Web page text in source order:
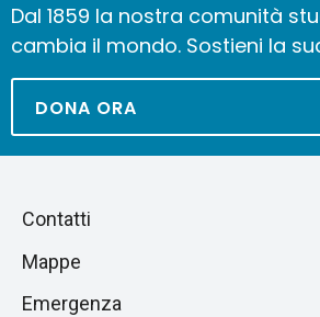
Dal 1859 la nostra comunità
cambia il mondo. Sostieni la
DONA ORA
Salta
sezione
Piè
di
pagina
Contatti
Mappe
Emergenza